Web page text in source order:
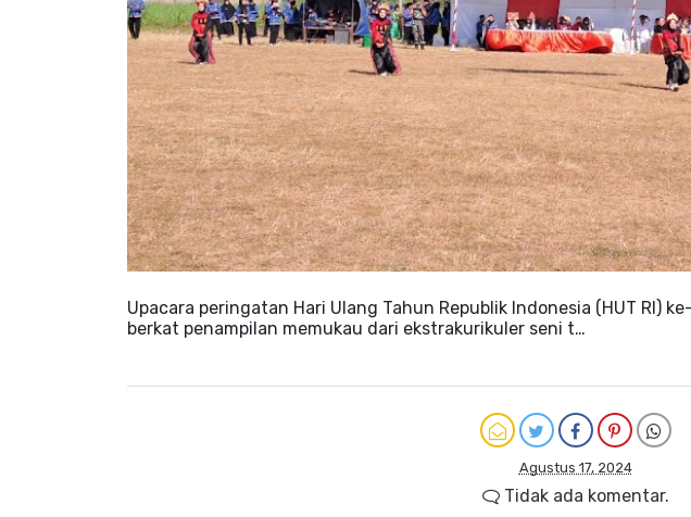
Upacara peringatan Hari Ulang Tahun Republik Indonesia (HUT RI)
berkat penampilan memukau dari ekstrakurikuler seni t…
Agustus 17, 2024
Tidak ada komentar.